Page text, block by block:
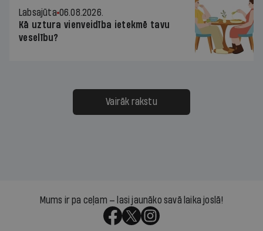
Labsajūta 06.08.2026.
Kā uztura vienveidība ietekmē tavu
veselību?
Vairāk rakstu
Mums ir pa ceļam — lasi jaunāko savā laika joslā!